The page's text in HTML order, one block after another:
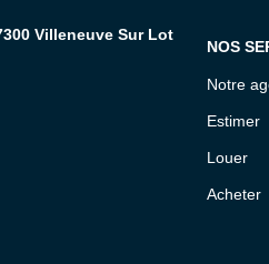
Villeneuve Sur Lot
NOS
Notre
Estimer
Louer
Acheter